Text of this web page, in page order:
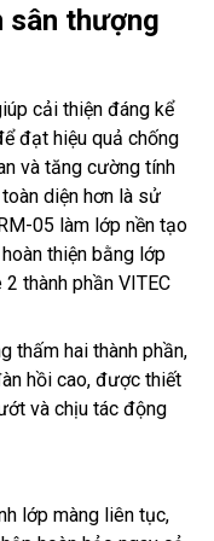
sân thượng
cải thiện đáng kể
đạt hiệu quả chống
và tăng cường tính
diện hơn là sử
05 làm lớp nền tạo
thiện bằng lớp
thành phần VITEC
thấm hai thành phần,
hồi cao, được thiết
và chịu tác động
lớp màng liên tục,